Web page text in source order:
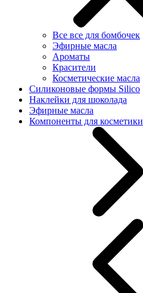
Все все для бомбочек
Эфирные масла
Ароматы
Красители
Косметические масла
Силиконовые формы Silico
Наклейки для шоколада
Эфирные масла
Компоненты для косметики